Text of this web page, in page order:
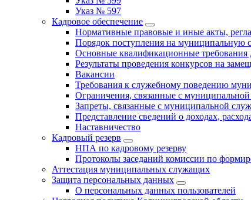
Указ № 597
Кадровое обеспечение
Нормативные правовые и иные акты,
Порядок поступления на муниципальную
Основные квалификационные
Результаты проведения конкурсов на
Вакансии
Требования к служебному поведению
Ограничения, связанные с
Запреты, связанные с муниципальной
Представление сведений о доходах,
Наставничество
Кадровый резерв
НПА по кадровому резерву
Протоколы заседаний комиссии по
Аттестация муниципальных служащих
Защита персональных данных
О персональных данных пользователей